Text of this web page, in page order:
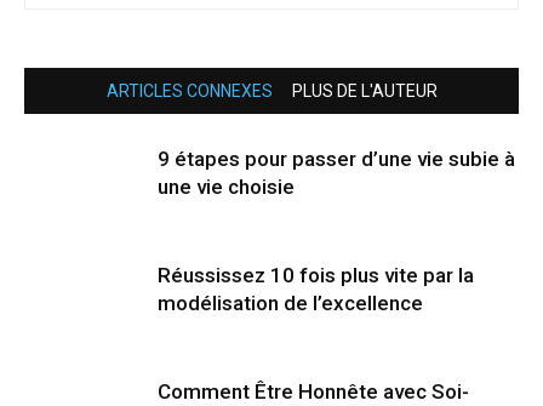
ARTICLES CONNEXES PLUS DE L'AUTEUR
9 étapes pour passer d’une vie subie à
une vie choisie
Réussissez 10 fois plus vite par la
modélisation de l’excellence
Comment Être Honnête avec Soi-